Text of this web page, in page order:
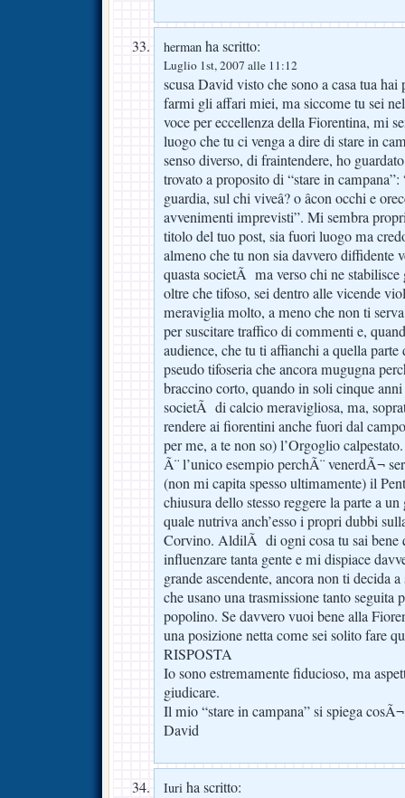
herman ha scritto:
Luglio 1st, 2007 alle 11:12
scusa David visto che sono a casa tua
farmi gli affari miei, ma siccome tu sei
voce per eccellenza della Fiorentina, mi
luogo che tu ci venga a dire di stare in
senso diverso, di fraintendere, ho
trovato a proposito di “stare in campana”:
guardia, sul chi viveâ? o âcon occhi e
avvenimenti imprevisti”. Mi sembra
titolo del tuo post, sia fuori luogo ma
almeno che tu non sia davvero diffidente
quasta societÃ ma verso chi ne
oltre che tifoso, sei dentro alle vicende
meraviglia molto, a meno che non ti
per suscitare traffico di commenti e,
audience, che tu ti affianchi a quella
pseudo tifoseria che ancora mugugna
braccino corto, quando in soli cinque
societÃ di calcio meravigliosa, ma,
rendere ai fiorentini anche fuori dal
per me, a te non so) l’Orgoglio
Ã¨ l’unico esempio perchÃ¨ venerdÃ¬
(non mi capita spesso ultimamente) il
chiusura dello stesso reggere la parte a
quale nutriva anch’esso i propri dubbi
Corvino. AldilÃ di ogni cosa tu sai bene
influenzare tanta gente e mi dispiace
grande ascendente, ancora non ti decida
che usano una trasmissione tanto seguita
popolino. Se davvero vuoi bene alla
una posizione netta come sei solito fare
RISPOSTA
Io sono estremamente fiducioso, ma
giudicare.
Il mio “stare in campana” si spiega
David
Iuri ha scritto: